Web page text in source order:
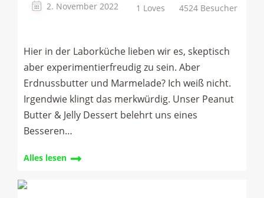
2. November 2022 1 Loves 4524 Besucher
Hier in der Laborküche lieben wir es, skeptisch
aber experimentierfreudig zu sein. Aber
Erdnussbutter und Marmelade? Ich weiß nicht.
Irgendwie klingt das merkwürdig. Unser Peanut
Butter & Jelly Dessert belehrt uns eines
Besseren…
Alles lesen